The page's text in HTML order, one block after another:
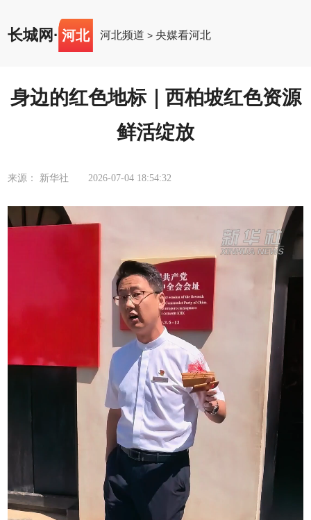
长城网 · 河北 河北频道 >央媒看河北
身边的红色地标｜西柏坡红色资源
鲜活绽放
来源： 新华社 2026-07-04 18:54:32